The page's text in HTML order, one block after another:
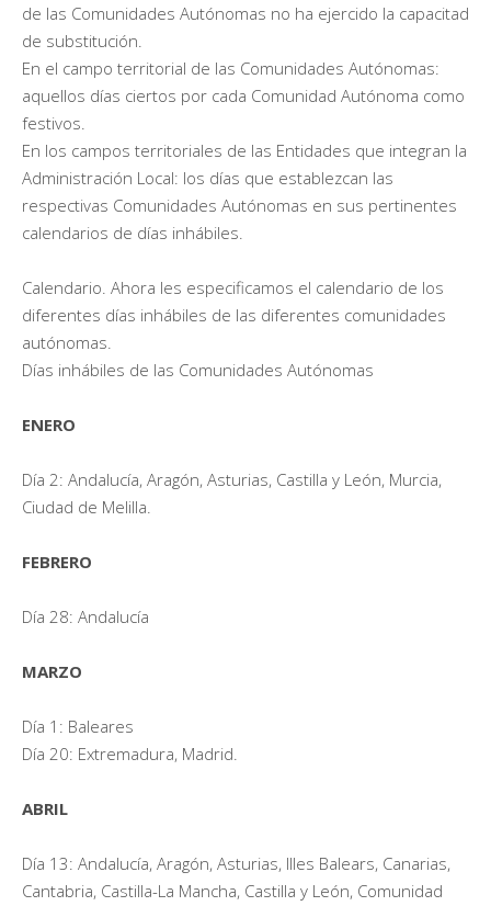
de las Comunidades Autónomas no ha ejercido la capacitad
de substitución.
En el campo territorial de las Comunidades Autónomas:
aquellos días ciertos por cada Comunidad Autónoma como
festivos.
En los campos territoriales de las Entidades que integran la
Administración Local: los días que establezcan las
respectivas Comunidades Autónomas en sus pertinentes
calendarios de días inhábiles.
Calendario. Ahora les especificamos el calendario de los
diferentes días inhábiles de las diferentes comunidades
autónomas.
Días inhábiles de las Comunidades Autónomas
ENERO
Día 2: Andalucía, Aragón, Asturias, Castilla y León, Murcia,
Ciudad de Melilla.
FEBRERO
Día 28: Andalucía
MARZO
Día 1: Baleares
Día 20: Extremadura, Madrid.
ABRIL
Día 13: Andalucía, Aragón, Asturias, Illes Balears, Canarias,
Cantabria, Castilla-La Mancha, Castilla y León, Comunidad